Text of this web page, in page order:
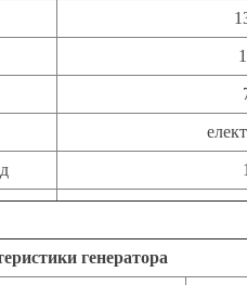
генератора